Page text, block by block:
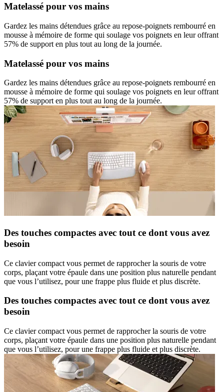
Matelassé pour vos mains
Gardez les mains détendues grâce au repose-poignets rembourré en
mousse à mémoire de forme qui soulage vos poignets en leur offrant
57% de support en plus tout au long de la journée.
Matelassé pour vos mains
Gardez les mains détendues grâce au repose-poignets rembourré en
mousse à mémoire de forme qui soulage vos poignets en leur offrant
57% de support en plus tout au long de la journée.
Des touches compactes avec tout ce dont vous avez
besoin
Ce clavier compact vous permet de rapprocher la souris de votre
corps, plaçant votre épaule dans une position plus naturelle pendant
que vous l’utilisez, pour une frappe plus fluide et plus discrète.
Des touches compactes avec tout ce dont vous avez
besoin
Ce clavier compact vous permet de rapprocher la souris de votre
corps, plaçant votre épaule dans une position plus naturelle pendant
que vous l’utilisez, pour une frappe plus fluide et plus discrète.